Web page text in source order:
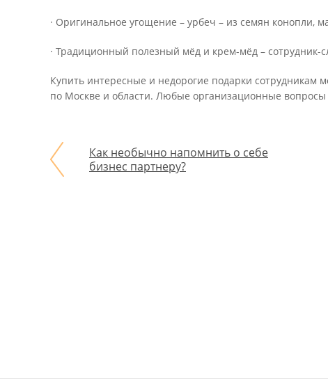
· Оригинальное угощение – урбеч – из семян конопли,
· Традиционный полезный мёд и крем-мёд – сотрудник-
Купить интересные и недорогие подарки сотрудникам
по Москве и области. Любые организационные вопросы
Как необычно напомнить о себе
бизнес партнеру?